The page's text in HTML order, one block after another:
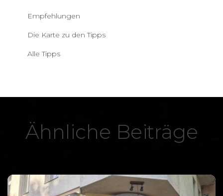
Empfehlungen
Die Karte zu den Tipps
Alle Tipps
Ähnliche Beiträge